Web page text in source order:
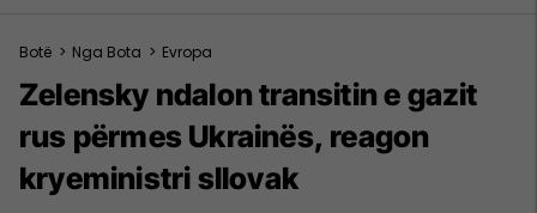
Botë > Nga Bota > Evropa
Zelensky ndalon transitin e gazit
rus përmes Ukrainës, reagon
kryeministri sllovak